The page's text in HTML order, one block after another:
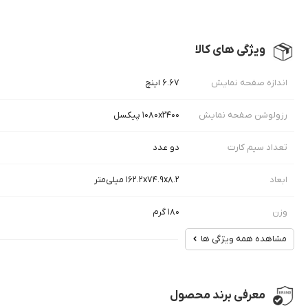
ویژگی های کالا
اندازه صفحه نمایش ۶.۶۷ اینچ
رزولوشن صفحه نمایش ۱۰۸۰x۲۴۰۰ پیکسل
تعداد سیم کارت دو عدد
ابعاد ۱۶۲.۲x۷۴.۹x۸.۲ میلی‌متر
وزن ۱۸۰ گرم
مشاهده همه ویژگی ها
معرفی برند محصول